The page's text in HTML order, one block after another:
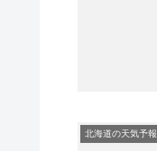
北海道の天気予報